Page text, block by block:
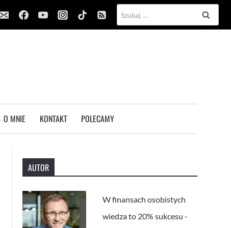
Szukaj:
O MNIE KONTAKT POLECAMY
AUTOR
W finansach osobistych
wiedza to 20% sukcesu -